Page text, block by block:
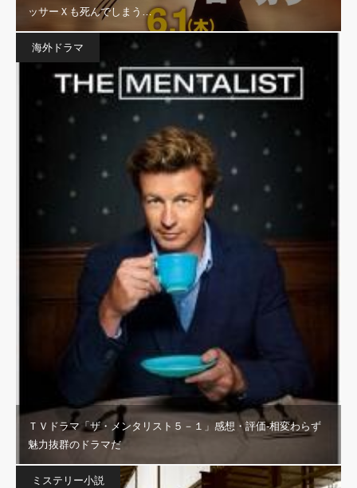
ッサーＸも死んでしまう…
海外ドラマ
ＴＶドラマ「ザ・メンタリスト５－１」感想・評価‐相変わらず
魅力抜群のドラマだ
ミステリー小説